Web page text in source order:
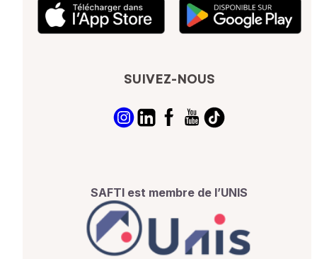
SUIVEZ-NOUS
SAFTI est membre de l’UNIS